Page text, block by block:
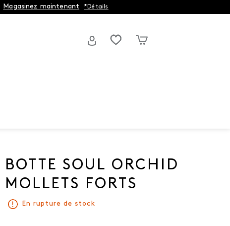
Magasinez maintenant *Détails
BOTTE SOUL ORCHID
MOLLETS FORTS
En rupture de stock